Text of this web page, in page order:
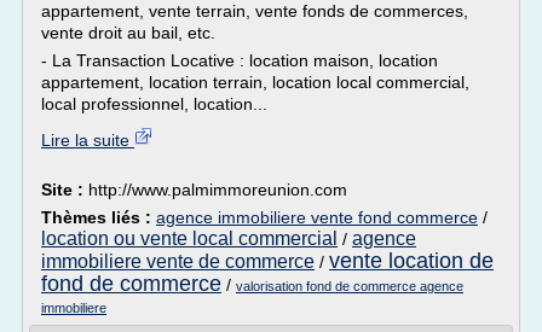
appartement, vente terrain, vente fonds de commerces,
vente droit au bail, etc.
- La Transaction Locative : location maison, location
appartement, location terrain, location local commercial,
local professionnel, location...
Lire la suite
Site : http://www.palmimmoreunion.com
Thèmes liés : agence immobiliere vente fond commerce /
location ou vente local commercial / agence
immobiliere vente de commerce / vente location de
fond de commerce / valorisation fond de commerce agence
immobiliere